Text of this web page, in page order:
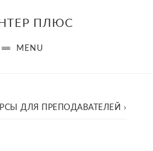
ПЛЮС
MENU
ДЛЯ ПРЕПОДАВАТЕЛЕЙ ›